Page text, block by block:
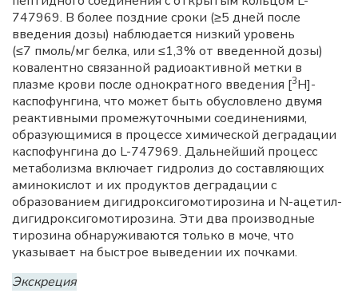
747969. В более поздние сроки (≥5 дней после
введения дозы) наблюдается низкий уровень
(≤7 пмоль/мг белка, или ≤1,3% от введенной дозы)
ковалентно связанной радиоактивной метки в
плазме крови после однократного введения [3H]-
каспофунгина, что может быть обусловлено двумя
реактивными промежуточными соединениями,
образующимися в процессе химической деградации
каспофунгина до L-747969. Дальнейший процесс
метаболизма включает гидролиз до составляющих
аминокислот и их продуктов деградации с
образованием дигидроксигомотирозина и N-ацетил-
дигидроксигомотирозина. Эти два производные
тирозина обнаруживаются только в моче, что
указывает на быстрое выведении их почками.
Экскреция